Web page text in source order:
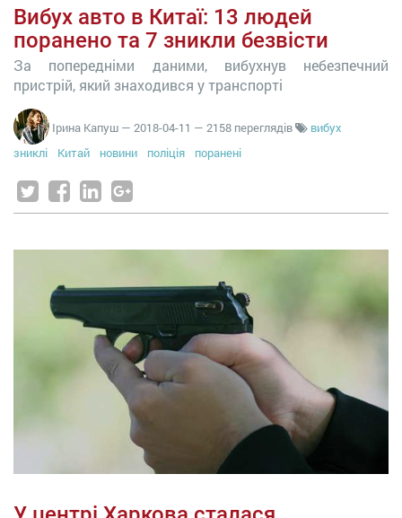
Вибух авто в Китаї: 13 людей
поранено та 7 зникли безвісти
За попередніми даними, вибухнув небезпечний
пристрій, який знаходився у транспорті
Ірина Капуш — 2018-04-11 — 2158 переглядів
вибух
зниклі
Китай новини поліція поранені